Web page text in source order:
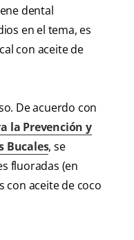
dental
en el tema, es
con aceite de
De acuerdo con
la Prevención y
Bucales, se
fluoradas (en
con aceite de coco